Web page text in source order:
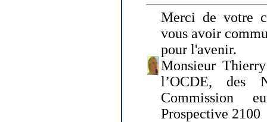
Merci de votre
vous avoir
pour l'avenir.
Monsieur
l’OCDE, des
Commission
Prospective 2100